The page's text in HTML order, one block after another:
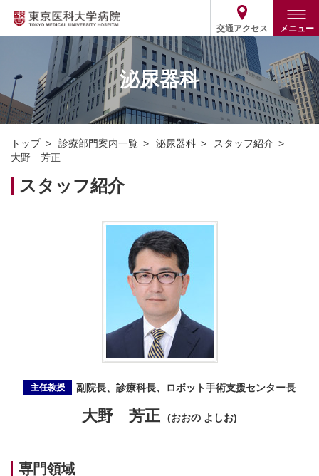
交通アクセス メニュー
トップ
外来・入院案内
外来
入院
患者支援・相談窓口
診療部門案内
診療部門案内一覧
医師・歯科医師等情報検索
病院案内
基本情報
役割・取り組み
医療関係の方
採用関連 ENGLISH
03-3342-6111
泌尿器科
トップ 診療部門案内一覧 泌尿器科
スタッフ紹介
大野 芳正
スタッフ紹介
主任教授 副院長、診療科長、ロボット手術支援センター長
大野 芳正 (おおの よしお)
専門領域